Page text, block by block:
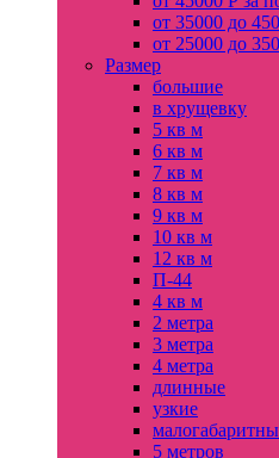
от 35000 до
от 25000 до
Размер
большие
в хрущевку
5 кв м
6 кв м
7 кв м
8 кв м
9 кв м
10 кв м
12 кв м
П-44
4 кв м
2 метра
3 метра
4 метра
длинные
узкие
5 метров